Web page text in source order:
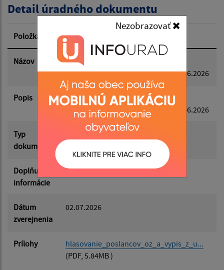
Nezobrazovať
Dátum zverejnenia od:
Dátum zverejnenia do:
Filtrovať Reset
Detail úradného dokumentu
Položka Informácia
Názov
Hlasovanie poslancov OZ a výpis z
uznesení z 32.zasadnutia OZ dňa 24.6.2026
Popis
Hlasovanie poslancov OZ a výpis z
uznesení z 32.zasadnutia OZ dňa 24.6.2026
Typ
dokumentu
Zasadnutia OZ
Doplňujúce
informácie
Dátum
zverejnenia
02.07.2026
Prílohy
hlasovanie_poslancov_oz_a_vypis_z_u...
(PDF, 5.84MB )